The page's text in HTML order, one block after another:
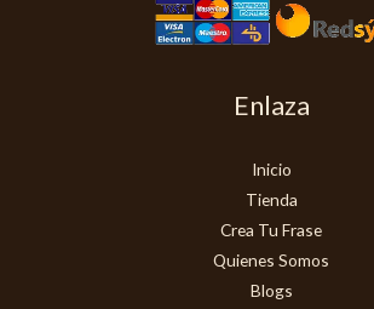
Enlaza
Inicio
Tienda
Crea Tu Frase
Quienes Somos
Blogs